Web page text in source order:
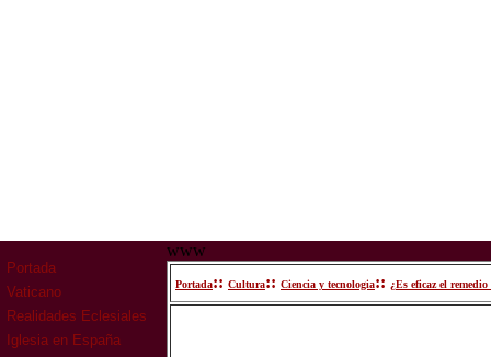
Portada
Vaticano
Realidades Eclesiales
Iglesia en España
www
Portada:: Cultura:: Ciencia y tecnologia:: ¿Es eficaz el